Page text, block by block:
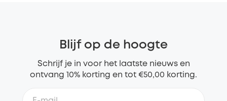
Blijf op de hoogte
Schrijf je in voor het laatste nieuws en
ontvang 10% korting en tot €50,00 korting.